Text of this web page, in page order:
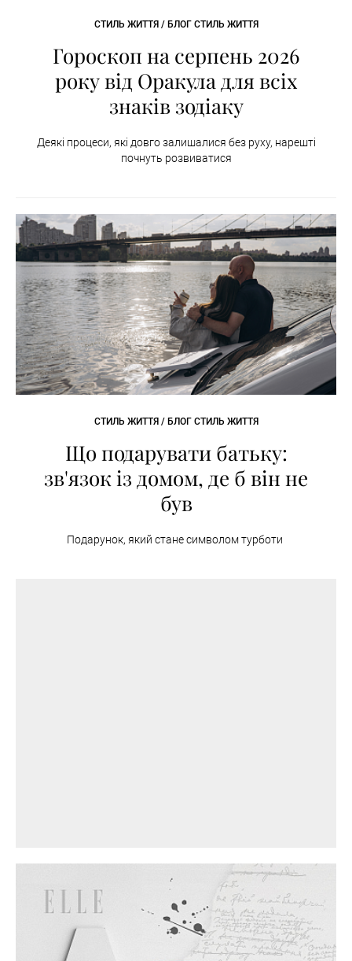
СТИЛЬ ЖИТТЯ / БЛОГ СТИЛЬ ЖИТТЯ
Гороскоп на серпень 2026
року від Оракула для всіх
знаків зодіаку
Деякі процеси, які довго залишалися без руху, нарешті
почнуть розвиватися
СТИЛЬ ЖИТТЯ / БЛОГ СТИЛЬ ЖИТТЯ
Що подарувати батьку:
зв'язок із домом, де б він не
був
Подарунок, який стане символом турботи